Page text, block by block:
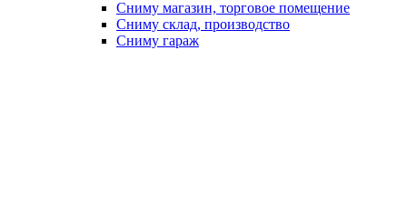
Сниму магазин, торговое помещение
Сниму склад, производство
Сниму гараж